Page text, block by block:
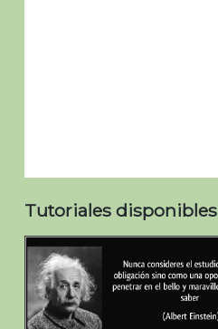
Tutoriales disponibles